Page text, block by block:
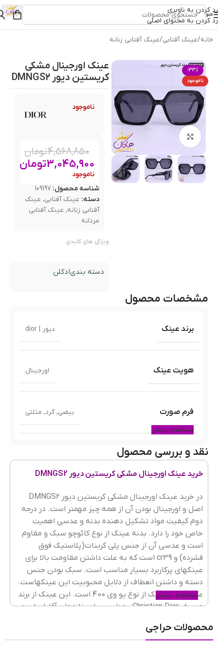
رد کردن به ناوبری
رد کردن به محتوای اصلی
منو
خانه/عینک آفتابی/عینک آفتابی زنانه
-33%
ناموجود
بزرگنمایی تصویر
عینک اورجینال مشکی
کریستین دیور DMNGS2
ناموجود
4,568,850تومان
3,045,900تومان
ناموجود
شناسه محصول: 109197
دسته: عینک آفتابی, عینک
آفتابی زنانه, عینک آفتابی
مردانه
ویژگی های کلیدی
دسته بندیادکلن
مشخصات محصول
برند عینک دیور | dior
هویت عینک اورجینال
فرم صورت بیضی, گرد, مثلثی
رنگ فریم
جنس فریم کائوچو
شکل فریم چند ضلعی
عرض فریم 130mm
مشاهده بیشتر
نقد و بررسی محصول
خرید عینک اورجینال مشکی کریستین دیور DMNGS2
در خرید عینک اورجینال مشکی کریستین دیور DMNGS2
اصل و اورجینال بودن آن از همه چیز مهمتر است. در درجه
دوم کیفیت مواد تشکیل دهنده بدنه و عدسی اهمیت
خاص خود را دارد. بدنه عینک از نوع کائوچو سبک و مقاوم
است و عدسی آن از جنس پلی کربنات(پلاستیک فوق
فشرده) و cr39 است که به علت داشتن مقاومت بالا برای
عینکهای پرکاربرد بسیار مناسب است. سبک بودن جنس
دسته و داشتن انعطاف از دلایل محبوبیت این عینکهاست.
عدسی این عینک از نوع یو وی 400 است. این عینک از برند
معروف Christian Dior
و مناسب برای خانمها و آقایان است.
مشاهده بیشتر
محصولات حراجی